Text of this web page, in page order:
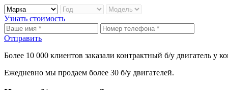
Узнать стоимость
Отправить
Более 10 000 клиентов заказали контрактный б/у двигатель у
Ежедневно мы продаем более 30 б/у двигателей.